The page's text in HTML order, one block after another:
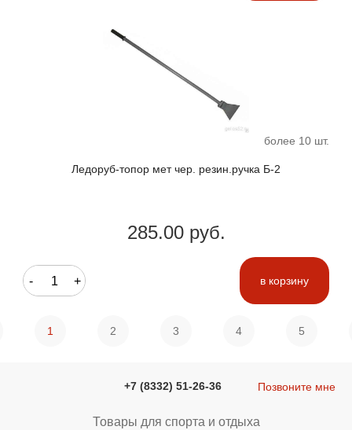
более 10 шт.
Ледоруб-топор мет чер. резин.ручка Б-2
285.00 руб.
- + в корзину
1 2 3 4 5
+7 (8332) 51-26-36 Позвоните мне
Товары для спорта и отдыха